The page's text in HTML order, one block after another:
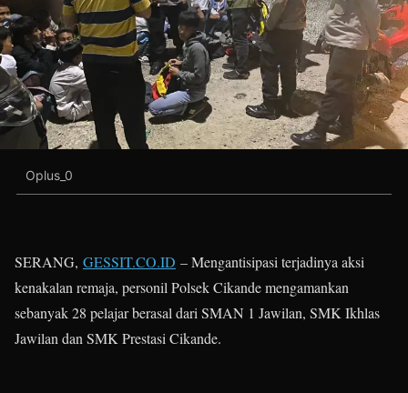
Oplus_0
SERANG, GESSIT.CO.ID – Mengantisipasi terjadinya aksi
kenakalan remaja, personil Polsek Cikande mengamankan
sebanyak 28 pelajar berasal dari SMAN 1 Jawilan, SMK Ikhlas
Jawilan dan SMK Prestasi Cikande.